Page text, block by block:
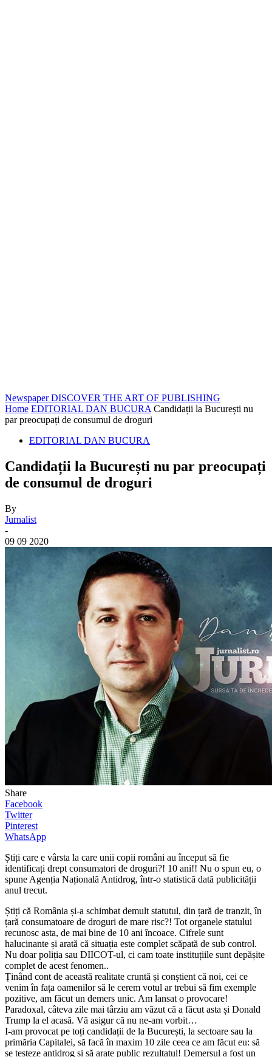
Newspaper DISCOVER THE ART OF PUBLISHING
Home EDITORIAL DAN BUCURA Candidații la București nu
par preocupați de consumul de droguri
EDITORIAL DAN BUCURA
Candidații la București nu par preocupați
de consumul de droguri
By
Jurnalist
-
09 09 2020
Share
Facebook
Twitter
Pinterest
WhatsApp
Știți care e vârsta la care unii copii români au început să fie
identificați drept consumatori de droguri?! 10 ani!! Nu o spun eu, o
spune Agenția Națională Antidrog, într-o statistică dată publicității
anul trecut.
Știți că România și-a schimbat demult statutul, din țară de tranzit, în
țară consumatoare de droguri de mare risc?! Tot organele statului
recunosc asta, de mai bine de 10 ani încoace. Cifrele sunt
halucinante și arată că situația este complet scăpată de sub control.
Nu doar poliția sau DIICOT-ul, ci cam toate instituțiile sunt depășite
complet de acest fenomen..
Ținând cont de această realitate cruntă și conștient că noi, cei ce
venim în fața oamenilor să le cerem votul ar trebui să fim exemple
pozitive, am făcut un demers unic. Am lansat o provocare!
Paradoxal, câteva zile mai târziu am văzut că a făcut asta și Donald
Trump la el acasă. Vă asigur că nu ne-am vorbit…
I-am provocat pe toți candidații de la București, la sectoare sau la
primăria Capitalei, să facă în maxim 10 zile ceea ce am făcut eu: să
se testeze antidrog și să arate public rezultatul! Demersul a fost un